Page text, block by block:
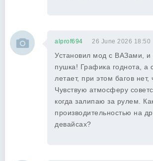
alprof694 26 June 2026 18:50
Установил мод с ВАЗами, и
пушка! Графика годнота, а
летает, при этом багов нет,
Чувствую атмосферу
когда залипаю за рулем.
производительностью на
девайсах?